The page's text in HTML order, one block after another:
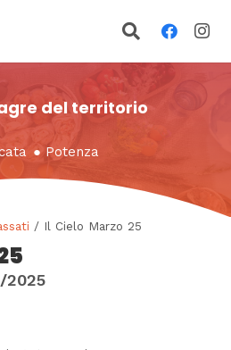
del territorio
● Potenza
/ Il Cielo Marzo 25
2025